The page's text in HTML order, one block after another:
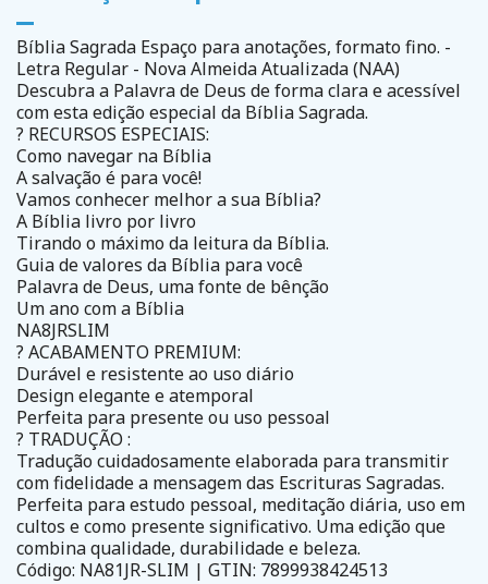
Bíblia Sagrada Espaço para anotações, formato fino. -
Letra Regular - Nova Almeida Atualizada (NAA)
Descubra a Palavra de Deus de forma clara e acessível
com esta edição especial da Bíblia Sagrada.
? RECURSOS ESPECIAIS:
Como navegar na Bíblia
A salvação é para você!
Vamos conhecer melhor a sua Bíblia?
A Bíblia livro por livro
Tirando o máximo da leitura da Bíblia.
Guia de valores da Bíblia para você
Palavra de Deus, uma fonte de bênção
Um ano com a Bíblia
NA8JRSLIM
? ACABAMENTO PREMIUM:
Durável e resistente ao uso diário
Design elegante e atemporal
Perfeita para presente ou uso pessoal
? TRADUÇÃO :
Tradução cuidadosamente elaborada para transmitir
com fidelidade a mensagem das Escrituras Sagradas.
Perfeita para estudo pessoal, meditação diária, uso em
cultos e como presente significativo. Uma edição que
combina qualidade, durabilidade e beleza.
Código: NA81JR-SLIM | GTIN: 7899938424513